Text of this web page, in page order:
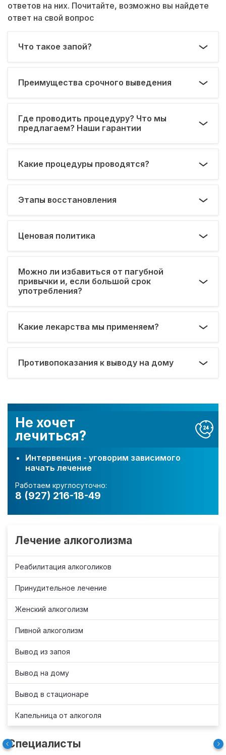
Не хочет
лечиться?
Интервенция - уговорим зависимого
начать лечение
Работаем круглосуточно:
8 (927) 216-18-49
Лечение алкоголизма
Реабилитация алкоголиков
Принудительное лечение
Женский алкоголизм
Пивной алкоголизм
Вывод из запоя
Вывод на дому
Вывод в стационаре
Капельница от алкоголя
Специалисты
ответов на них. Почитайте, возможно вы найдете
ответ на свой вопрос
Что такое запой?
Преимущества срочного выведения
Где проводить процедуру? Что мы
предлагаем? Наши гарантии
Какие процедуры проводятся?
Этапы восстановления
Ценовая политика
Можно ли избавиться от пагубной
привычки и, если большой срок
употребления?
Какие лекарства мы применяем?
Противопоказания к выводу на дому